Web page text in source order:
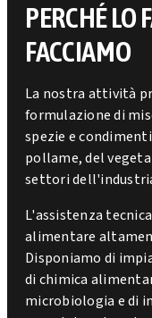
PERCHÉ LO
FACCIAMO
La nostra attività
formulazione di
spezie e
pollame, del
settori
L'assistenza
alimentare
Disponiamo di
di chimica
microbiologia e di